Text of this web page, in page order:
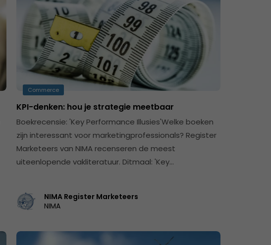
Commerce
KPI-denken: hou je strategie meetbaar
Boekrecensie: 'Key Performance Illusies'Welke boeken
zijn interessant voor marketingprofessionals? Register
Marketeers van NIMA recenseren de meest
uiteenlopende vakliteratuur. Ditmaal: 'Key…
NIMA Register Marketeers
NIMA